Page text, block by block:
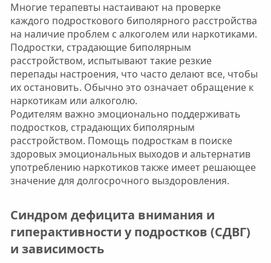
Многие терапевты настаивают на проверке
каждого подросткового биполярного расстройства
на наличие проблем с алкоголем или наркотиками.
Подростки, страдающие биполярным
расстройством, испытывают такие резкие
перепады настроения, что часто делают все, чтобы
их остановить. Обычно это означает обращение к
наркотикам или алкоголю.
Родителям важно эмоционально поддерживать
подростков, страдающих биполярным
расстройством. Помощь подросткам в поиске
здоровых эмоциональных выходов и альтернатив
употреблению наркотиков также имеет решающее
значение для долгосрочного выздоровления.
Синдром дефицита внимания и
гиперактивности у подростков (СДВГ)
и зависимость​